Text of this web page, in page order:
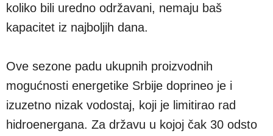
koliko bili uredno održavani, nemaju baš
kapacitet iz najboljih dana.
Ove sezone padu ukupnih proizvodnih
mogućnosti energetike Srbije doprineo je i
izuzetno nizak vodostaj, koji je limitirao rad
hidroenergana. Za državu u kojoj čak 30 odsto